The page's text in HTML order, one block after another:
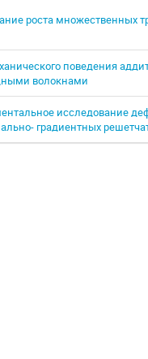
роста множественных
поведения
волокнами
исследование
градиентных